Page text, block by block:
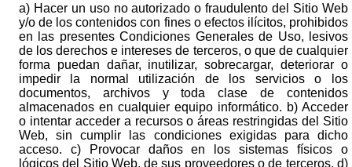
a) Hacer un uso no autorizado o fraudulento del Sitio Web
y/o de los contenidos con fines o efectos ilícitos, prohibidos
en las presentes Condiciones Generales de Uso, lesivos
de los derechos e intereses de terceros, o que de cualquier
forma puedan dañar, inutilizar, sobrecargar, deteriorar o
impedir la normal utilización de los servicios o los
documentos, archivos y toda clase de contenidos
almacenados en cualquier equipo informático. b) Acceder
o intentar acceder a recursos o áreas restringidas del Sitio
Web, sin cumplir las condiciones exigidas para dicho
acceso. c) Provocar daños en los sistemas físicos o
lógicos del Sitio Web, de sus proveedores o de terceros. d)